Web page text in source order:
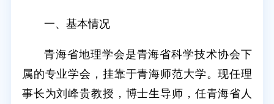
一、基本情况
青海省地理学会是青海省科学技术协会下
属的专业学会，挂靠于青海师范大学。现任理
事长为刘峰贵教授，博士生导师，任青海省人